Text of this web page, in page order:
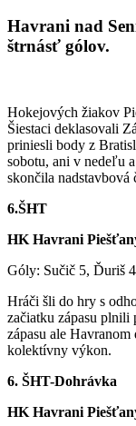
Havrani nad
štrnásť gólov.
Hokejových žiakov
Šiestaci deklasovali
priniesli body z
sobotu, ani v nedeľu
skončila nadstavbová
6.ŠHT
HK Havrani
Góly: Sučič 5, Ďuriš
Hráči šli do hry s
začiatku zápasu plnili
zápasu ale
kolektívny výkon.
6. ŠHT-Dohrávka
HK Havrani